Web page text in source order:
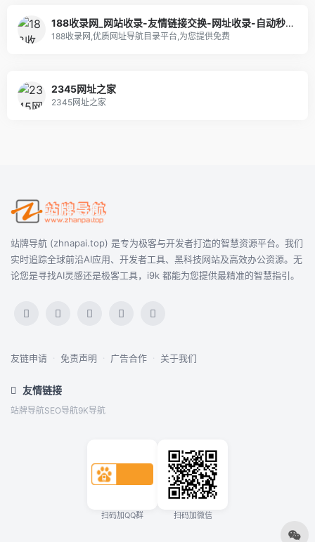
188收录网_网站收录-友情链接交换-网址收录-自动秒收录
188收录网,优质网址导航目录平台,为您提供免费
2345网址之家
2345网址之家
站牌导航 (zhnapai.top) 是专为极客与开发者打造的智慧资源平台。我们
实时追踪全球前沿AI应用、开发者工具、黑科技网站及高效办公资源。无
论您是寻找AI灵感还是极客工具，i9k 都能为您提供最精准的智慧指引。
友链申请 · 免责声明 · 广告合作 · 关于我们
友情链接
站牌导航SEO导航9K导航
扫码加QQ群 扫码加微信